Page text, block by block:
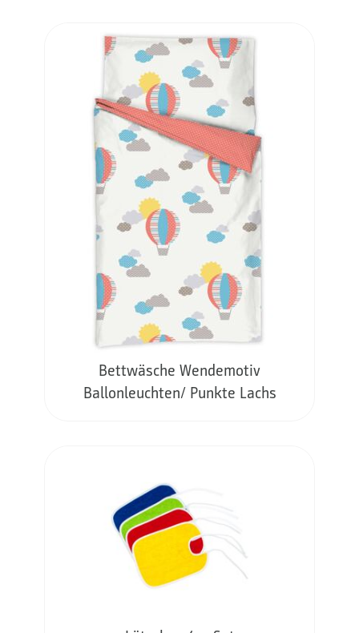
Bettwäsche Wendemotiv
Ballonleuchten/ Punkte Lachs